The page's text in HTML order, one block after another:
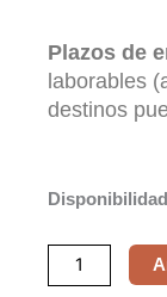
Plazos de
laborables
destinos
Pretty
cantidad